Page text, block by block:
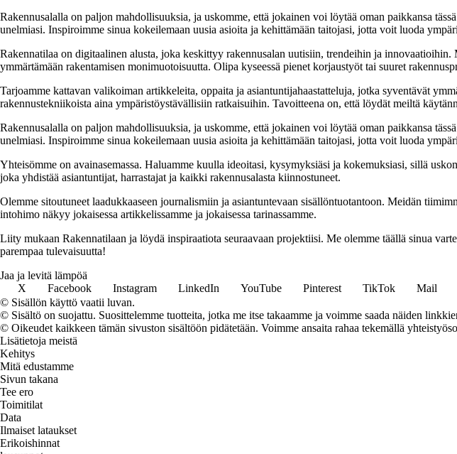
Rakennusalalla on paljon mahdollisuuksia, ja uskomme, että jokainen voi löytää oman paikkansa
unelmiasi. Inspiroimme sinua kokeilemaan uusia asioita ja kehittämään taitojasi, jotta voit luoda
Rakennatilaa on digitaalinen alusta, joka keskittyy rakennusalan uutisiin, trendeihin ja
ymmärtämään rakentamisen monimuotoisuutta. Olipa kyseessä pienet korjaustyöt tai suuret
Tarjoamme kattavan valikoiman artikkeleita, oppaita ja asiantuntijahaastatteluja, jotka syventävät
rakennustekniikoista aina ympäristöystävällisiin ratkaisuihin. Tavoitteena on, että löydät meiltä
Rakennusalalla on paljon mahdollisuuksia, ja uskomme, että jokainen voi löytää oman paikkansa
unelmiasi. Inspiroimme sinua kokeilemaan uusia asioita ja kehittämään taitojasi, jotta voit luoda
Yhteisömme on avainasemassa. Haluamme kuulla ideoitasi, kysymyksiäsi ja kokemuksiasi, sillä
joka yhdistää asiantuntijat, harrastajat ja kaikki rakennusalasta kiinnostuneet.
Olemme sitoutuneet laadukkaaseen journalismiin ja asiantuntevaan sisällöntuotantoon. Meidän
intohimo näkyy jokaisessa artikkelissamme ja jokaisessa tarinassamme.
Liity mukaan Rakennatilaan ja löydä inspiraatiota seuraavaan projektiisi. Me olemme täällä sinua
parempaa tulevaisuutta!
Jaa ja levitä lämpöä
X
Facebook Instagram LinkedIn YouTube Pinterest TikTok Mail
© Sisällön käyttö vaatii luvan.
© Sisältö on suojattu. Suosittelemme tuotteita, jotka me itse takaamme ja voimme saada näiden
© Oikeudet kaikkeen tämän sivuston sisältöön pidätetään. Voimme ansaita rahaa tekemällä
Lisätietoja meistä
Kehitys
Mitä edustamme
Sivun takana
Tee ero
Toimitilat
Data
Ilmaiset lataukset
Erikoishinnat